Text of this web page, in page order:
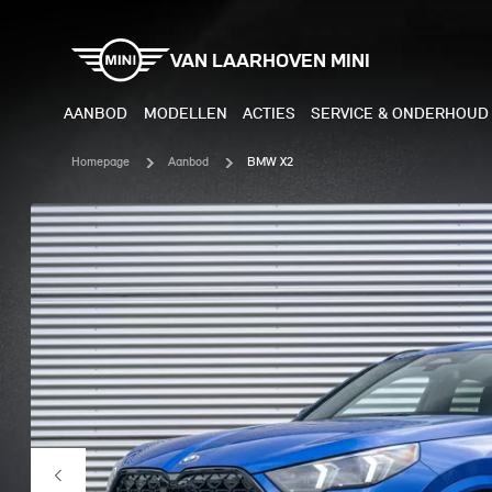
VAN LAARHOVEN MINI
AANBOD MODELLEN
ELEKTRISCH
MINI COOPER ELECTRIC
MINI ACEMAN ELECTRIC
MINI COUNTRYMAN ELECTRIC
JOHN COOPER WORKS
ELECTRIC
MINI
MINI
MINI
MINI
ACTIES SERVICE & ONDERHOUD
Homepage Aanbod BMW X2